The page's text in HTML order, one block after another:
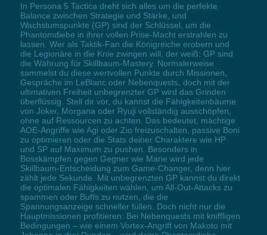
In Persona 5 Tactica dreht sich alles um die perfekte
Balance zwischen Strategie und Stärke, und
Wachstumspunkte (GP) sind der Schlüssel, um die
Phantomdiebe in ihrer vollen Prise-Macht erstrahlen zu
lassen. Wer als Taktik-Fan die Königreiche erobern und
die Legionäre in die Knie zwingen will, der weiß: GP sind
die Währung für Skillbaum-Mastery. Normalerweise
sammelst du diese wertvollen Punkte durch Missionen,
Gespräche im LeBlanc oder Nebenquests, doch mit der
ultimativen Freiheit unbegrenzter GP wird das Grinden
überflüssig. Stell dir vor, du kannst die Fähigkeitenbäume
von Joker, Morgana oder Ryuji vollständig ausschöpfen,
ohne auf Ressourcen zu achten. Das bedeutet, mächtige
AOE-Angriffe wie Agi oder Zio freizuschalten, passive Boni
zu optimieren oder die Stats deiner Charaktere wie HP
und SP auf Maximum zu pushen. Besonders in
Bosskämpfen gegen Gegner wie Marie wird jede
Skillbaum-Entscheidung zum Game-Changer, denn hier
zählt jede Sekunde. Mit unbegrenzten GP kannst du direkt
die optimalen Fähigkeiten wählen, um All-Out-Attacks zu
spammen oder Buffs zu nutzen, die die
Spannungsanzeige schneller füllen. Doch nicht nur die
Hauptmissionen profitieren: Bei Nebenquests mit kniffligen
Bedingungen – wie einem Vortex-Angriff von Makoto mit